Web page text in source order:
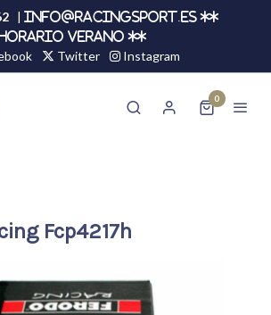
|
info@racingsport.es **
VERANO **
Twitter Instagram
0
Fcp4217h